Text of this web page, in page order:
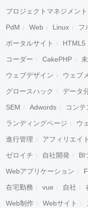
プロジェクトマネジメント
PdM Web Linux フ
ポータルサイト HTML5
コーダー CakePHP
ウェブデザイン ウェブ
グロースハック データ
SEM Adwords コン
ランディングページ ウ
進行管理 アフィリエイト
ゼロイチ 自社開発 BI
Webアプリケーション
在宅勤務 vue 自社
Web制作 Webサイト